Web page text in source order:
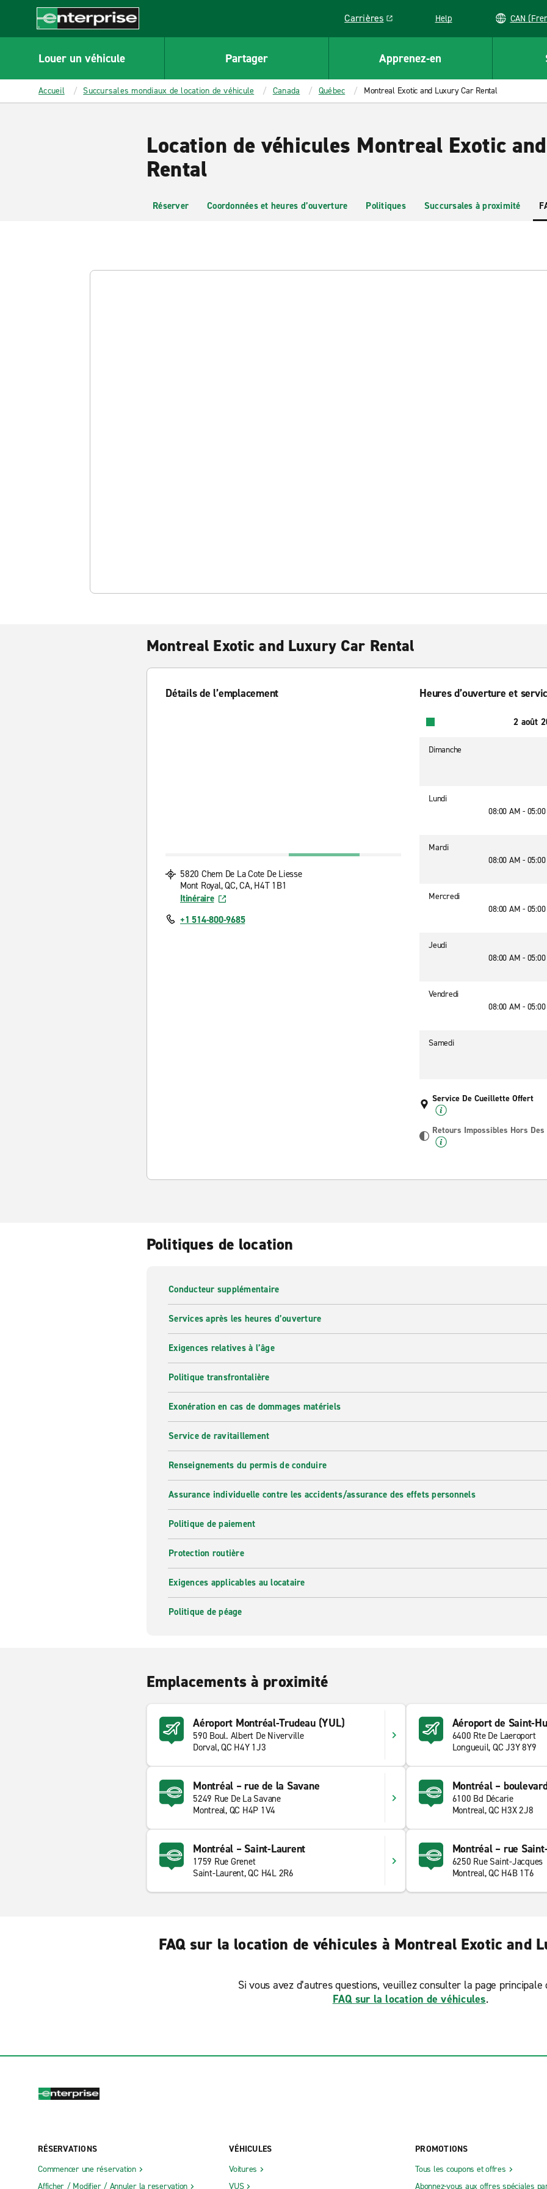
CONTENT
Enterprise
Carrières
Link opens in a new window
Help CAN
Louer un véhicule Partager Apprenez-en
Accueil Succursales mondiaux de location de véhicule Canada Québec Montreal Exotic and Luxury Car Rental
Location de véhicules Montreal Exotic
Rental
Réserver Coordonnées et heures d’ouverture Politiques Succursales à proximité
Montreal Exotic and Luxury Car Rental
Détails de l’emplacement
5820 Chem De La Cote De Liesse
Mont Royal, QC, CA, H4T 1B1
Itinéraire
+1 514-800-9685
Heures d’ouverture et
2 août
Dimanche
Lundi
08:00 AM -
Mardi
08:00 AM -
Mercredi
08:00 AM -
Jeudi
08:00 AM -
Vendredi
08:00 AM -
Samedi
Service De Cueillette Offert
Retours Impossibles Hors
Politiques de location
Conducteur supplémentaire
Services après les heures d’ouverture
Exigences relatives à l’âge
Politique transfrontalière
Exonération en cas de dommages matériels
Service de ravitaillement
Renseignements du permis de conduire
Assurance individuelle contre les accidents/assurance des effets personnels
Politique de paiement
Protection routière
Exigences applicables au locataire
Politique de péage
Emplacements à proximité
Aéroport Montréal-Trudeau (YUL)
590 Boul. Albert De Niverville
Dorval, QC H4Y 1J3
Aéroport de Saint-
6400 Rte De Laeroport
Longueuil, QC J3Y 8Y9
Montréal – rue de la Savane
5249 Rue De La Savane
Montreal, QC H4P 1V4
Montréal –
6100 Bd Décarie
Montreal, QC H3X 2J8
Montréal – Saint-Laurent
1759 Rue Grenet
Saint-Laurent, QC H4L 2R6
Montréal – rue
6250 Rue Saint-Jacques
Montreal, QC H4B 1T6
FAQ sur la location de véhicules à Montreal Exotic and
Si vous avez d’autres questions, veuillez consulter la page principale
FAQ sur la location de véhicules.
RÉSERVATIONS
Commencer une réservation
Afficher / Modifier / Annuler la reservation
VÉHICULES
Voitures
VUS
PROMOTIONS
Tous les coupons et offres
Abonnez-vous aux offres spéciales